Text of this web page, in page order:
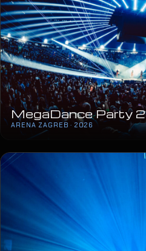
MegaDance Party 2
ARENA ZAGREB · 2026